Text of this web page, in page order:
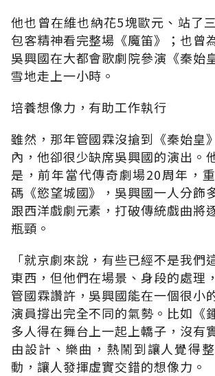
他也曾在維也納花5塊歐元、站了
包客精神看完整場《魔笛》；也曾
吳興國在大都會歌劇院參演《秦始
雪地走上一小時。
培養想像力，有助工作執行
雖然，那年管國霖沒搶到《秦始皇
內，他卻很少缺席吳興國的演出。
是，前年當代傳奇劇場20周年，
碼《慾望城國》，吳興國一人分飾
跟西洋戲劇元素，打破傳統戲曲將
瓶頸。
「就京劇來說，有些已經不是我們
東西，但他們在場景、身段的處理
管國霖讚許，吳興國能在一個很小
演員撐出完全不同的氣勢。比如《
多人得在舞台上一起上轎子，沒有
由設計、樂曲，熱鬧到讓人覺得
動，讓人發揮虛實交錯的想像力。